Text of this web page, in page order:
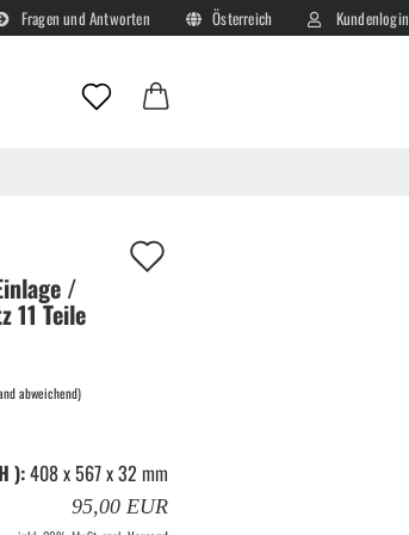
Fragen und Antworten Österreich Kundenlogin
/
11 Teile
abweichend)
):408 x 567 x 32 mm
95,00 EUR